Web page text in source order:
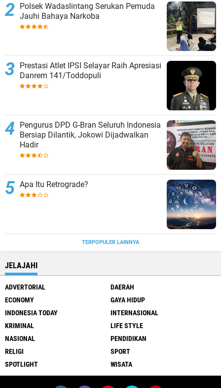
Polsek Wadaslintang Serukan Pemuda
Jauhi Bahaya Narkoba
Prestasi Atlet IPSI Selayar Raih Apresiasi
Danrem 141/Toddopuli
Pengurus DPD G-Bran Seluruh Indonesia
Bersiap Dilantik, Jokowi Dijadwalkan
Hadir
Apa Itu Retrograde?
TERPOPULER LAINNYA
JELAJAHI
ADVERTORIAL
DAERAH
ECONOMY
GAYA HIDUP
INDONESIA TODAY
INTERNASIONAL
KRIMINAL
LIFE STYLE
NASIONAL
PENDIDIKAN
RELIGI
SPORT
SPOTLIGHT
WISATA